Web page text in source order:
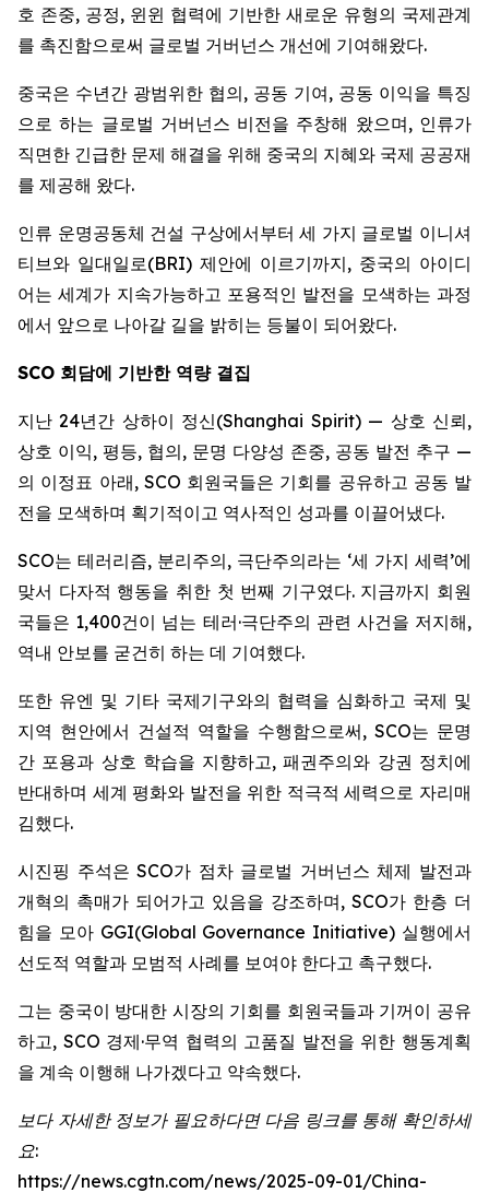
호 존중, 공정, 윈윈 협력에 기반한 새로운 유형의 국제관계
를 촉진함으로써 글로벌 거버넌스 개선에 기여해왔다.
중국은 수년간 광범위한 협의, 공동 기여, 공동 이익을 특징
으로 하는 글로벌 거버넌스 비전을 주창해 왔으며, 인류가
직면한 긴급한 문제 해결을 위해 중국의 지혜와 국제 공공재
를 제공해 왔다.
인류 운명공동체 건설 구상에서부터 세 가지 글로벌 이니셔
티브와 일대일로(BRI) 제안에 이르기까지, 중국의 아이디
어는 세계가 지속가능하고 포용적인 발전을 모색하는 과정
에서 앞으로 나아갈 길을 밝히는 등불이 되어왔다.
SCO 회담에 기반한 역량 결집
지난 24년간 상하이 정신(Shanghai Spirit) — 상호 신뢰,
상호 이익, 평등, 협의, 문명 다양성 존중, 공동 발전 추구 —
의 이정표 아래, SCO 회원국들은 기회를 공유하고 공동 발
전을 모색하며 획기적이고 역사적인 성과를 이끌어냈다.
SCO는 테러리즘, 분리주의, 극단주의라는 ‘세 가지 세력’에
맞서 다자적 행동을 취한 첫 번째 기구였다. 지금까지 회원
국들은 1,400건이 넘는 테러·극단주의 관련 사건을 저지해,
역내 안보를 굳건히 하는 데 기여했다.
또한 유엔 및 기타 국제기구와의 협력을 심화하고 국제 및
지역 현안에서 건설적 역할을 수행함으로써, SCO는 문명
간 포용과 상호 학습을 지향하고, 패권주의와 강권 정치에
반대하며 세계 평화와 발전을 위한 적극적 세력으로 자리매
김했다.
시진핑 주석은 SCO가 점차 글로벌 거버넌스 체제 발전과
개혁의 촉매가 되어가고 있음을 강조하며, SCO가 한층 더
힘을 모아 GGI(Global Governance Initiative) 실행에서
선도적 역할과 모범적 사례를 보여야 한다고 촉구했다.
그는 중국이 방대한 시장의 기회를 회원국들과 기꺼이 공유
하고, SCO 경제·무역 협력의 고품질 발전을 위한 행동계획
을 계속 이행해 나가겠다고 약속했다.
보다 자세한 정보가 필요하다면 다음 링크를 통해 확인하세
요:
https://news.cgtn.com/news/2025-09-01/China-